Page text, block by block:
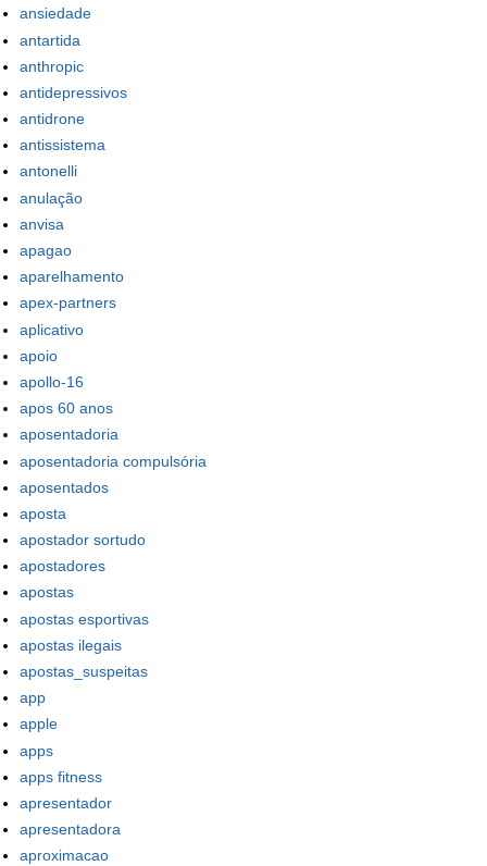
ansiedade
antartida
anthropic
antidepressivos
antidrone
antissistema
antonelli
anulação
anvisa
apagao
aparelhamento
apex-partners
aplicativo
apoio
apollo-16
apos 60 anos
aposentadoria
aposentadoria compulsória
aposentados
aposta
apostador sortudo
apostadores
apostas
apostas esportivas
apostas ilegais
apostas_suspeitas
app
apple
apps
apps fitness
apresentador
apresentadora
aproximacao